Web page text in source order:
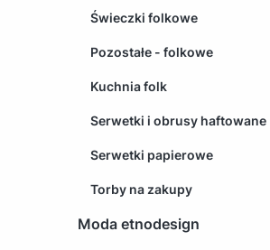
Świeczki folkowe
Pozostałe - folkowe
Kuchnia folk
Serwetki i obrusy haftowane
Serwetki papierowe
Torby na zakupy
Moda etnodesign